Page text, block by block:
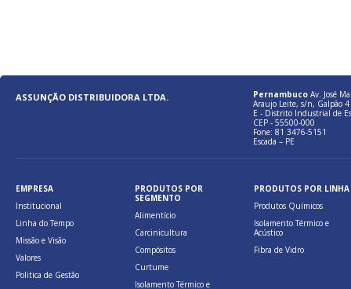
ASSUNÇÃO DISTRIBUIDORA LTDA. Pernambuco Av. José
Araujo Leite, s/n, Galpão 4
E - Distrito Industrial de
CEP - 55500-000
Fone: 81 3476-5151
Escada – PE
EMPRESA
Institucional
Linha do Tempo
Missão e Visão
Valores
Politica de Gestão
PRODUTOS POR
SEGMENTO
Alimentício
Carcinicultura
Compósitos
Curtume
Isolamento Térmico e
PRODUTOS POR LINHA
Produtos Químicos
Isolamento Térmico e
Acústico
Fibra de Vidro